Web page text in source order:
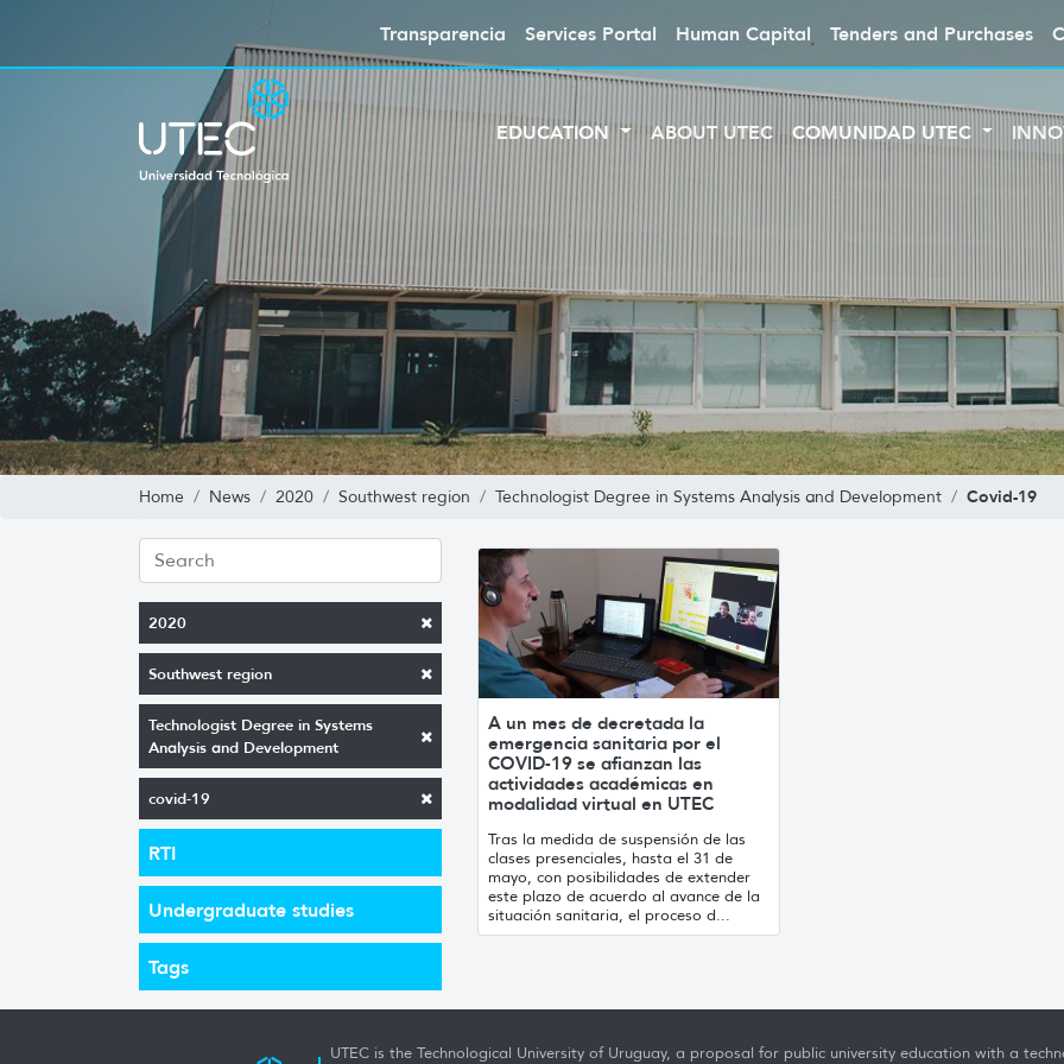
Transparencia Services Portal Human Capital Tenders and Purchases
EDUCATION ABOUT UTEC COMUNIDAD UTEC
Home News 2020 Southwest region Technologist Degree in Systems Analysis and Development Covid-19
2020
Southwest region
Technologist Degree in Systems
Analysis and Development
covid-19
RTI
Undergraduate studies
Tags
A un mes de decretada la
emergencia sanitaria por el
COVID-19 se afianzan las
actividades académicas en
modalidad virtual en UTEC
Tras la medida de suspensión de las
clases presenciales, hasta el 31 de
mayo, con posibilidades de extender
este plazo de acuerdo al avance de la
situación sanitaria, el proceso d...
UTEC is the Technological University of Uruguay, a proposal for public university education with a